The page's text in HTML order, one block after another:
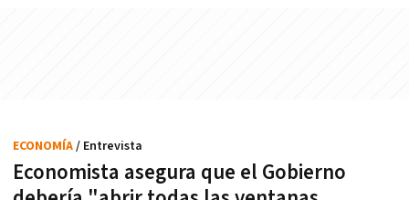
Economista asegura que el Gobierno
ECONOMÍA/ Entrevista